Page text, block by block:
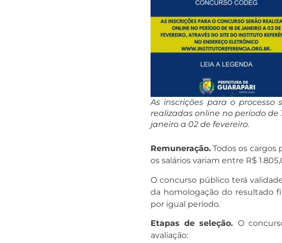
As inscrições para o processo
realizadas online no período de
janeiro a 02 de fevereiro.
Remuneração. Todos os cargos
os salários variam entre R$
O concurso público terá
da homologação do resultado
por igual período.
Etapas de seleção. O
avaliação: